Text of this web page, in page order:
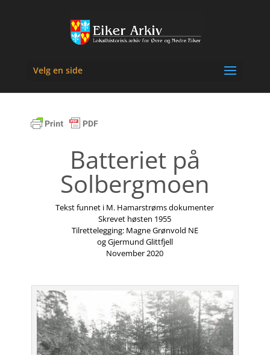
Velg en side
Batteriet på
Solbergmoen
Tekst funnet i M. Hamarstrøms dokumenter
Skrevet høsten 1955
Tilrettelegging: Magne Grønvold NE
og Gjermund Glittfjell
November 2020